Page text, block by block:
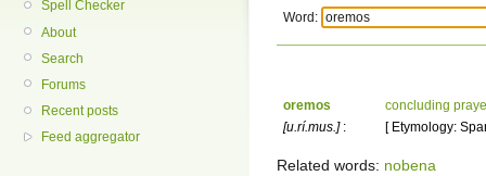
Spell Checker
About
Search
Forums
Recent posts
Feed aggregator
Word:
oremos
[u.rí.mus.]:
concluding
[ Etymology:
Related words: nobena